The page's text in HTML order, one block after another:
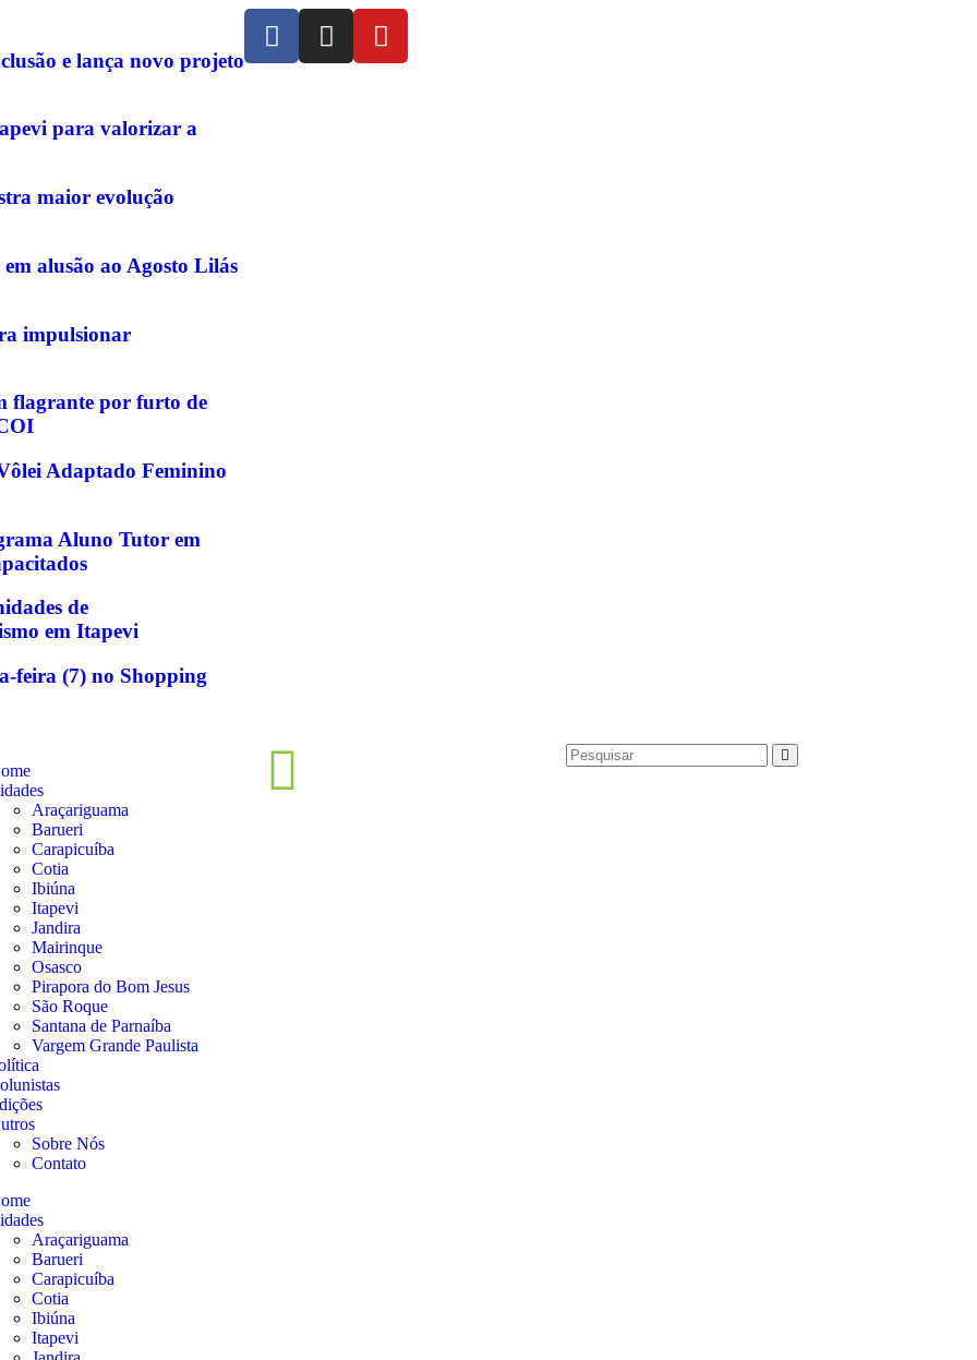
e lança novo projeto
para valorizar a
maior evolução
alusão ao Agosto Lilás
impulsionar
flagrante por furto de
Adaptado Feminino
Aluno Tutor em
de
em Itapevi
feira (7) no Shopping
Araçariguama
Barueri
Carapicuíba
Cotia
Ibiúna
Itapevi
Jandira
Mairinque
Osasco
Pirapora do Bom Jesus
São Roque
Santana de Parnaíba
Vargem Grande Paulista
Sobre Nós
Contato
Araçariguama
Barueri
Carapicuíba
Cotia
Ibiúna
Itapevi